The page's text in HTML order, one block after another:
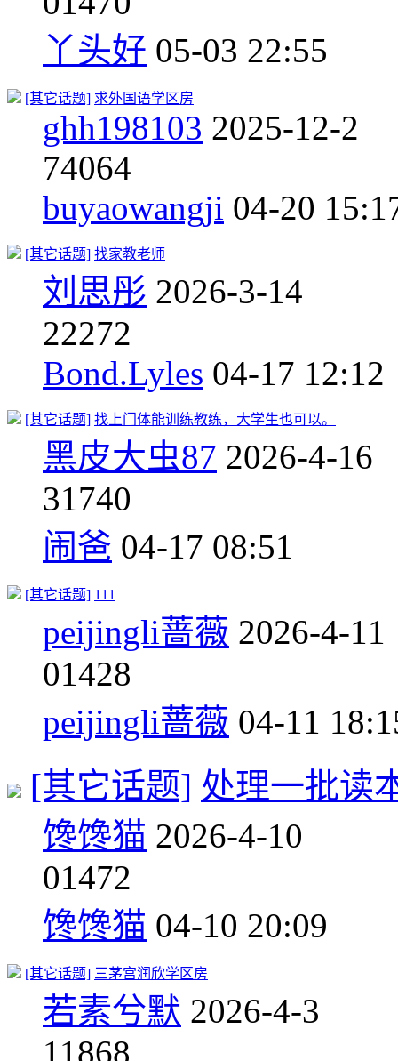
丫头好 05-03 22:55
[其它话题] 求外国语学区房
ghh198103 2025-12-2
74064
buyaowangji 04-20
[其它话题] 找家教老师
刘思彤 2026-3-14
22272
Bond.Lyles 04-17 12:12
[其它话题] 找上门体能训练教练，大学生也可以。
黑皮大虫87 2026-4-16
31740
闹爸 04-17 08:51
[其它话题] 111
peijingli蔷薇 2026-4-11
01428
peijingli蔷薇 04-11
[其它话题] 处理一批读
馋馋猫 2026-4-10
01472
馋馋猫 04-10 20:09
[其它话题] 三茅宫润欣学区房
若素兮默 2026-4-3
1 1868